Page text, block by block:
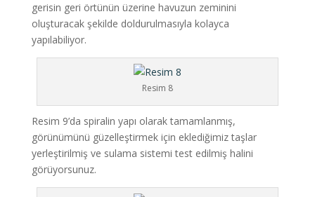
gerisin geri örtünün üzerine havuzun zeminini
oluşturacak şekilde doldurulmasıyla kolayca
yapılabiliyor.
Resim 8
Resim 9’da spiralin yapı olarak tamamlanmış,
görünümünü güzelleştirmek için eklediğimiz taşlar
yerleştirilmiş ve sulama sistemi test edilmiş halini
görüyorsunuz.